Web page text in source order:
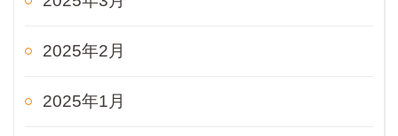
2025年2月
2025年1月